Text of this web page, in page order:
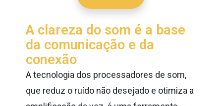
A clareza do som é a base
da comunicação e da
conexão
A tecnologia dos processadores de som,
que reduz o ruído não desejado e otimiza a